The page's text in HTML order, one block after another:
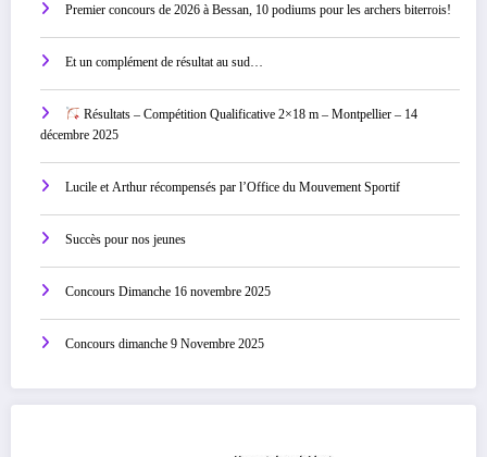
Premier concours de 2026 à Bessan, 10 podiums pour les archers biterrois!
Et un complément de résultat au sud…
Résultats – Compétition Qualificative 2×18 m – Montpellier – 14
décembre 2025
Lucile et Arthur récompensés par l’Office du Mouvement Sportif
Succès pour nos jeunes
Concours Dimanche 16 novembre 2025
Concours dimanche 9 Novembre 2025